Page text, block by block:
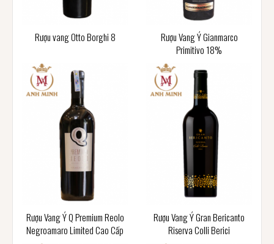
Rượu vang Otto Borghi 8
Rượu Vang Ý Gianmarco
Primitivo 18%
Rượu Vang Ý Q Premium Reolo
Negroamaro Limited Cao Cấp
Rượu Vang Ý Gran Bericanto
Riserva Colli Berici